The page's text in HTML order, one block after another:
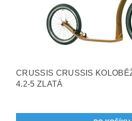
CRUSSIS CRUSSIS
4.2-5 ZLATÁ